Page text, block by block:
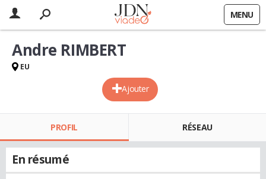
MENU
Ajouter
Andre RIMBERT
EU
PROFIL RÉSEAU
En résumé